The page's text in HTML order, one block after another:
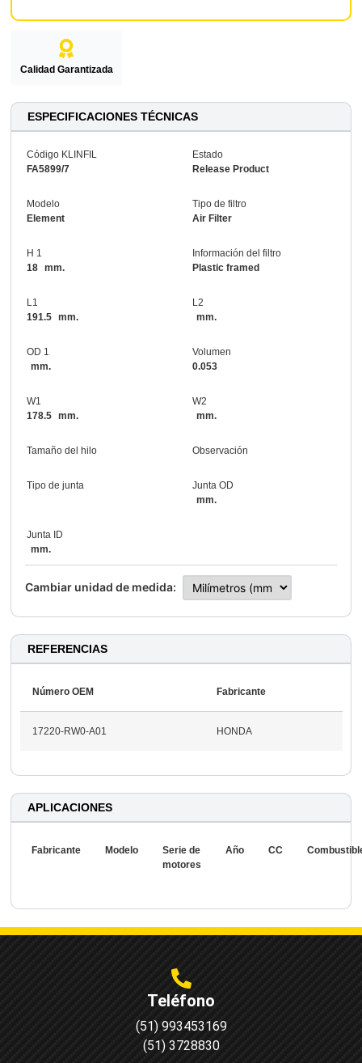
Calidad Garantizada
ESPECIFICACIONES TÉCNICAS
Código KLINFIL
FA5899/7
Estado
Release Product
Modelo
Element
Tipo de filtro
Air Filter
H 1
18 mm.
Información del filtro
Plastic framed
L1
191.5 mm.
L2
mm.
OD 1
mm.
Volumen
0.053
W1
178.5 mm.
W2
mm.
Tamaño del hilo Observación
Tipo de junta
Junta OD
mm.
Junta ID
mm.
Cambiar unidad de medida:
REFERENCIAS
Número OEM Fabricante
17220-RW0-A01 HONDA
APLICACIONES
Fabricante Modelo
Serie de
motores
Año CC
Teléfono
(51) 993453169
(51) 3728830